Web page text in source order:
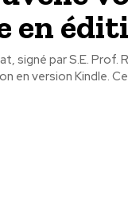
en
signé par S.E.